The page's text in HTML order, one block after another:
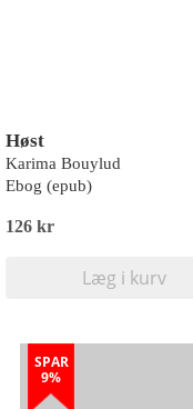
Høst
Karima Bouylud
Ebog (epub)
126 kr
Læg i kurv
SPAR
9%